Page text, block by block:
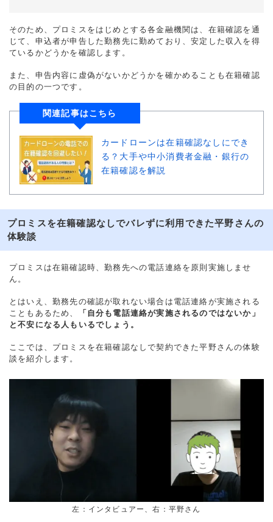
そのため、プロミスをはじめとする各金融機関は、在籍確認を通
じて、申込者が申告した勤務先に勤めており、安定した収入を得
ているかどうかを確認します。
また、申告内容に虚偽がないかどうかを確かめることも在籍確認
の目的の一つです。
関連記事はこちら
カードローンは在籍確認なしにでき
る？大手や中小消費者金融・銀行の
在籍確認を解説
プロミスを在籍確認なしでバレずに利用できた平野さんの
体験談
プロミスは在籍確認時、勤務先への電話連絡を原則実施しませ
ん。
とはいえ、勤務先の確認が取れない場合は電話連絡が実施される
こともあるため、
「自分も電話連絡が実施されるのではないか」
と不安になる人もいるでしょう。
ここでは、プロミスを在籍確認なしで契約できた平野さんの体験
談を紹介します。
左：インタビュアー、右：平野さん